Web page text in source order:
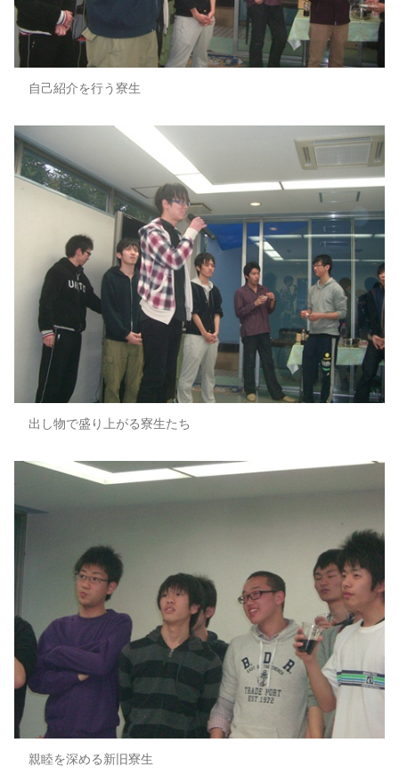
自己紹介を行う寮生
出し物で盛り上がる寮生たち
親睦を深める新旧寮生